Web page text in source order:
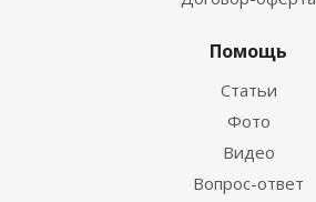
Помощь
Статьи
Фото
Видео
Вопрос-ответ